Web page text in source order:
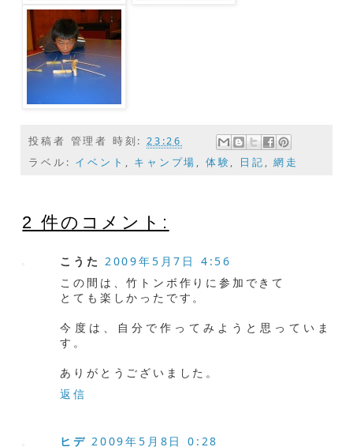
投稿者 管理者 時刻:23:26
ラベル: イベント , キャンプ場 , 体験, 日記 ,網走
2 件のコメント:
こうた 2009年5月7日 4:56
この間は、竹トンボ作りに参加できて
とても楽しかったです。
今度は、自分で作ってみようと思っていま
す。
ありがとうございました。
返信
ヒデ 2009年5月8日 0:28